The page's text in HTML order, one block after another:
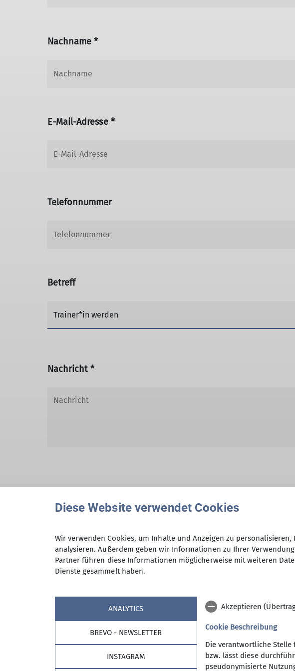
Nachname *
E-Mail-Adresse *
Telefonnummer
Betreff
Nachricht *
Hiermit bestätige ich die Kenntnisnahme der
Hiermit erkläre ich mich einverstanden, dass meine in
Zweck der Kontaktaufnahme verarbeitet und genutzt
*
Diese Website verwendet Cookies
Wir verwenden Cookies, um Inhalte und Anzeigen zu
analysieren. Außerdem geben wir Informationen zu Ihrer
Partner führen diese Informationen möglicherweise mit weiteren
Dienste gesammelt haben.
ANALYTICS
BREVO - NEWSLETTER
INSTAGRAM
Akzeptieren
Cookie Beschreibung
Die verantwortliche
bzw. lässt diese
pseudonymisierte